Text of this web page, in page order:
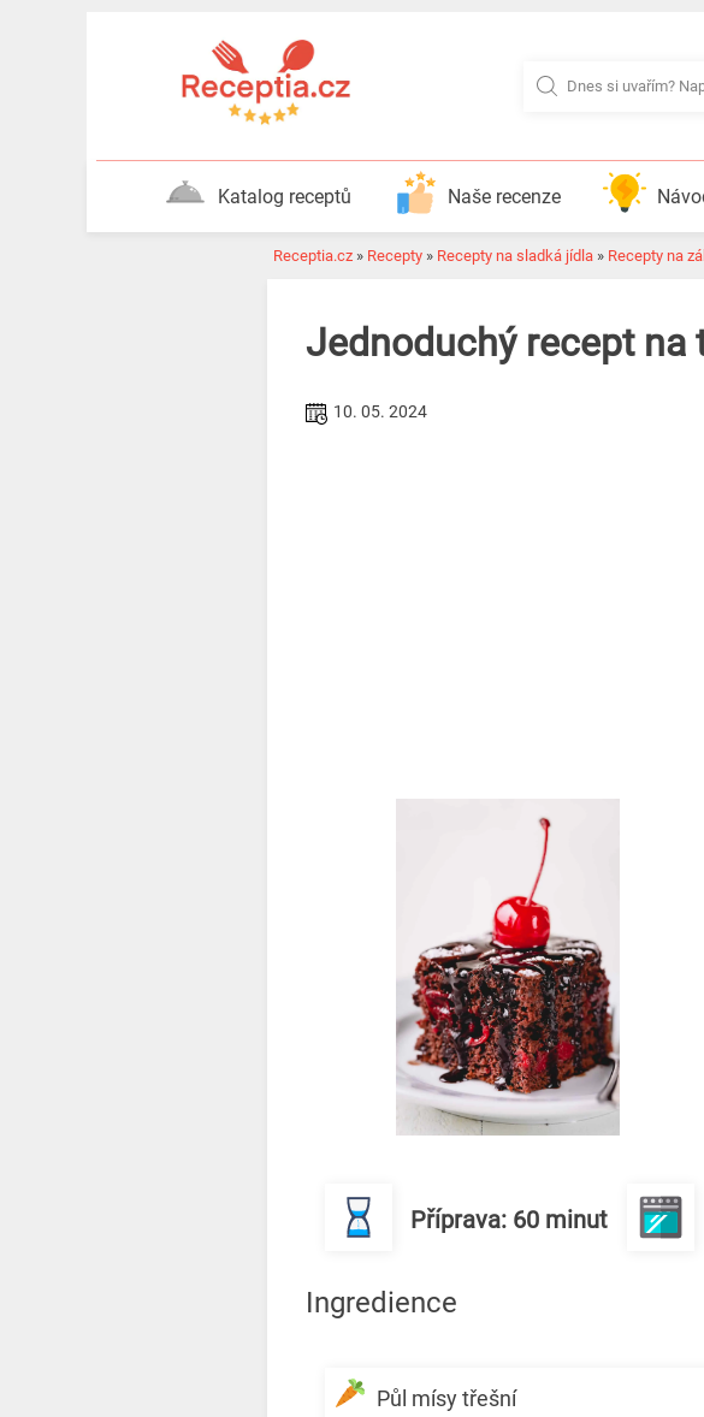
Katalog receptů Naše recenze
Receptia.cz » Recepty » Recepty na sladká jídla » Recepty na
Jednoduchý recept na
10. 05. 2024
Příprava: 60 minut
Ingredience
Půl mísy třešní